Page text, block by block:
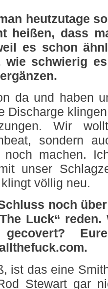
heutzutage
heißen, dass
es schon
wie schwierig
da und haben
Discharge
Wir
sondern
noch machen.
unser
völlig neu.
noch
Luck“
ist das eine
Stewart gar